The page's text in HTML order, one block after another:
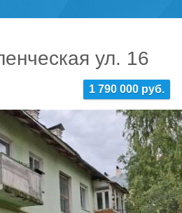
ул. 16
1 790 000 руб.